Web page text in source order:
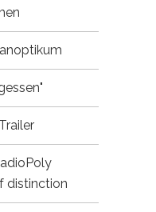
Trailer
distinction